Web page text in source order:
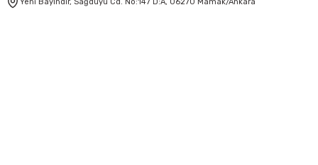
Yeni Bayındır, Sağduyu Cd. No:147 D:A, 06270 Mamak/Ankara